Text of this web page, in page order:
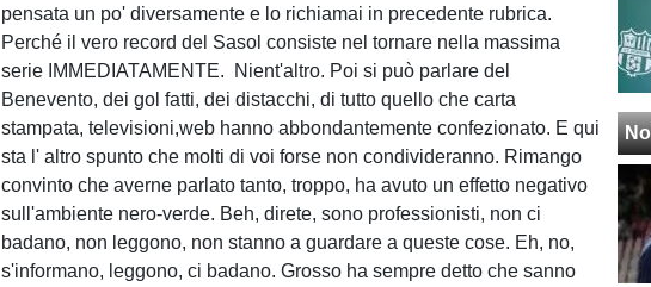
pensata un po' diversamente e lo richiamai in precedente rubrica.
Perché il vero record del Sasol consiste nel tornare nella massima
serie IMMEDIATAMENTE. Nient'altro. Poi si può parlare del
Benevento, dei gol fatti, dei distacchi, di tutto quello che carta
stampata, televisioni,web hanno abbondantemente confezionato. E qui
sta l' altro spunto che molti di voi forse non condivideranno. Rimango
convinto che averne parlato tanto, troppo, ha avuto un effetto negativo
sull'ambiente nero-verde. Beh, direte, sono professionisti, non ci
badano, non leggono, non stanno a guardare a queste cose. Eh, no,
s'informano, leggono, ci badano. Grosso ha sempre detto che sanno